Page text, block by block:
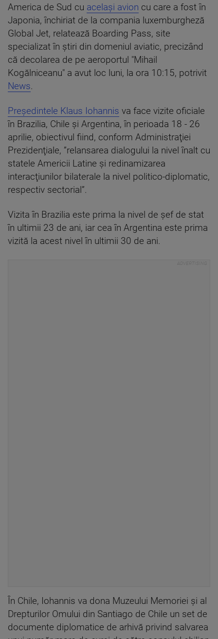
America de Sud cu acelaşi avion cu care a fost în
Japonia, închiriat de la compania luxemburgheză
Global Jet, relatează Boarding Pass, site
specializat în ştiri din domeniul aviatic, precizând
că decolarea de pe aeroportul "Mihail
Kogălniceanu" a avut loc luni, la ora 10:15, potrivit
News.
Preşedintele Klaus Iohannis va face vizite oficiale
în Brazilia, Chile şi Argentina, în perioada 18 - 26
aprilie, obiectivul fiind, conform Administraţiei
Prezidenţiale, ”relansarea dialogului la nivel înalt cu
statele Americii Latine şi redinamizarea
interacţiunilor bilaterale la nivel politico-diplomatic,
respectiv sectorial”.
Vizita în Brazilia este prima la nivel de şef de stat
în ultimii 23 de ani, iar cea în Argentina este prima
vizită la acest nivel în ultimii 30 de ani.
În Chile, Iohannis va dona Muzeului Memoriei şi al
Drepturilor Omului din Santiago de Chile un set de
documente diplomatice de arhivă privind salvarea